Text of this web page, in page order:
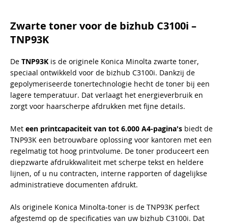
Zwarte toner voor de bizhub C3100i –
TNP93K
De TNP93K is de originele Konica Minolta zwarte toner,
speciaal ontwikkeld voor de bizhub C3100i. Dankzij de
gepolymeriseerde tonertechnologie hecht de toner bij een
lagere temperatuur. Dat verlaagt het energieverbruik en
zorgt voor haarscherpe afdrukken met fijne details.
Met een printcapaciteit van tot 6.000 A4-pagina's biedt de
TNP93K een betrouwbare oplossing voor kantoren met een
regelmatig tot hoog printvolume. De toner produceert een
diepzwarte afdrukkwaliteit met scherpe tekst en heldere
lijnen, of u nu contracten, interne rapporten of dagelijkse
administratieve documenten afdrukt.
Als originele Konica Minolta-toner is de TNP93K perfect
afgestemd op de specificaties van uw bizhub C3100i. Dat